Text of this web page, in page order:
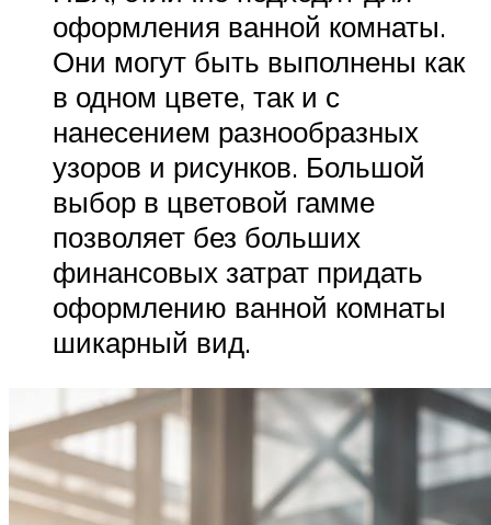
оформления ванной комнаты.
Они могут быть выполнены как
в одном цвете, так и с
нанесением разнообразных
узоров и рисунков. Большой
выбор в цветовой гамме
позволяет без больших
финансовых затрат придать
оформлению ванной комнаты
шикарный вид.